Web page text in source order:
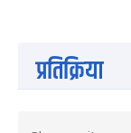
प्रतिक्रिया